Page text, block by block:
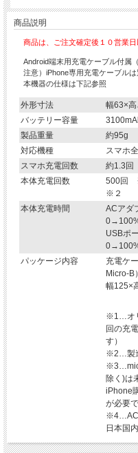
商品説明
商品は、ご注文確定後１０営業
Android端末用充電ケーブル付属
注意）iPhone専用充電ケーブル
本機器の仕様は下記参照
外形寸法
幅63×
バッテリー容量
製品重量
約95g
対応機種
スマホ
スマホ充電回数
約1.3回
本体充電回数
500回
※２
本体充電時間
ACアダ
USBポ
パッケージ内容
充電ケ
Micro-B
幅125×
※1…オ
回の充
す）
※2…製
除く)は
iPhone
が必要
※4…AC
日本国